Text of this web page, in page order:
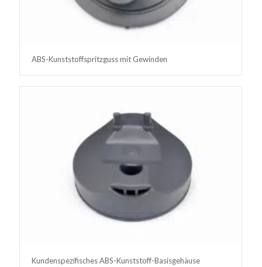
ABS-Kunststoffspritzguss mit Gewinden
Kundenspezifisches ABS-Kunststoff-Basisgehäuse